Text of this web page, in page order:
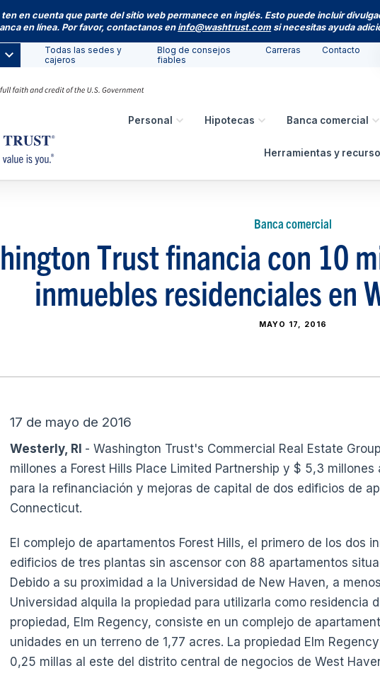
ten en cuenta que parte del sitio web permanece en inglés. Esto puede incluir
en línea. Por favor, contactanos en info@washtrust.com si necesitas ayuda
Todas las sedes y
cajeros
Blog de consejos
fiables
Carreras Contacto
Personal Hipotecas Banca comercial
Herramientas y
Banca comercial
Trust financia con 10
inmuebles residenciales en
MAYO 17, 2016
17 de mayo de 2016
Westerly, RI - Washington Trust's Commercial Real Estate
millones a Forest Hills Place Limited Partnership y $ 5,3
para la refinanciación y mejoras de capital de dos edificios de
Connecticut.
El complejo de apartamentos Forest Hills, el primero de los dos
edificios de tres plantas sin ascensor con 88 apartamentos
Debido a su proximidad a la Universidad de New Haven, a
Universidad alquila la propiedad para utilizarla como residencia
propiedad, Elm Regency, consiste en un complejo de
unidades en un terreno de 1,77 acres. La propiedad Elm
0,25 millas al este del distrito central de negocios de West